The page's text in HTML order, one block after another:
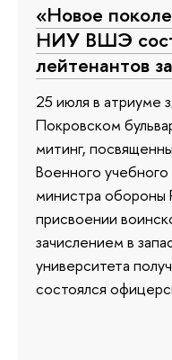
«Новое
НИУ ВШЭ
лейтенантов
25 июля в
Покровском
митинг,
Военного учебного
министра
присвоении
зачислением в
университета
состоялся